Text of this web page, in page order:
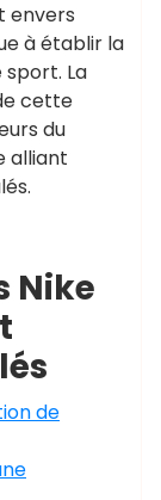
envers
à établir la
La
cette
du
alliant
Nike
de